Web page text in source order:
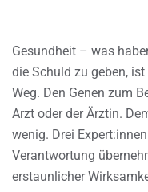
Gesundheit – was
die Schuld zu geben,
Weg. Den Genen zum
Arzt oder der Ärztin.
wenig. Drei
Verantwortung
erstaunlicher